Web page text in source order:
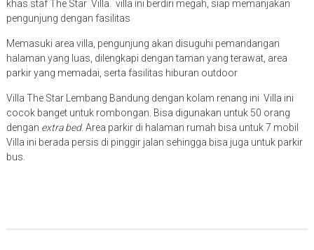
khas staf The Star Villa. villa ini berdiri megah, siap memanjakan
pengunjung dengan fasilitas
Memasuki area villa, pengunjung akan disuguhi pemandangan
halaman yang luas, dilengkapi dengan taman yang terawat, area
parkir yang memadai, serta fasilitas hiburan outdoor
Villa The Star Lembang Bandung dengan kolam renang ini Villa ini
cocok banget untuk rombongan. Bisa digunakan untuk 50 orang
dengan extra bed. Area parkir di halaman rumah bisa untuk 7 mobil
Villa ini berada persis di pinggir jalan sehingga bisa juga untuk parkir
bus.